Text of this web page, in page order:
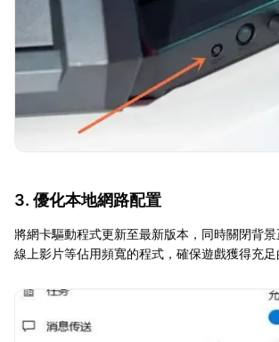
3. 優化本地網路配置
將網卡驅動程式更新至最新版本，同時關閉背景
線上影片等佔用頻寬的程式，確保遊戲獲得充足